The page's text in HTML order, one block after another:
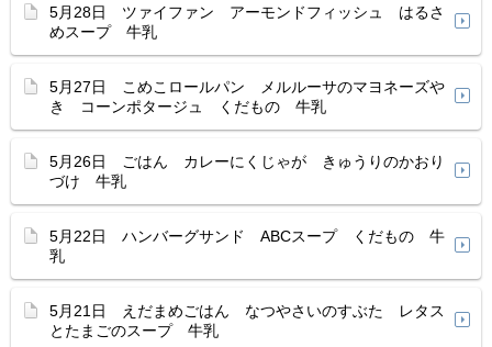
5月28日 ツァイファン アーモンドフィッシュ はるさ
めスープ 牛乳
5月27日 こめこロールパン メルルーサのマヨネーズや
き コーンポタージュ くだもの 牛乳
5月26日 ごはん カレーにくじゃが きゅうりのかおり
づけ 牛乳
5月22日 ハンバーグサンド ABCスープ くだもの 牛
乳
5月21日 えだまめごはん なつやさいのすぶた レタス
とたまごのスープ 牛乳